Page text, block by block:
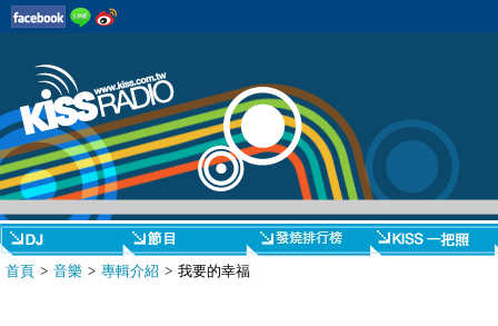
首頁 > 音樂 > 專輯介紹 > 我要的幸福